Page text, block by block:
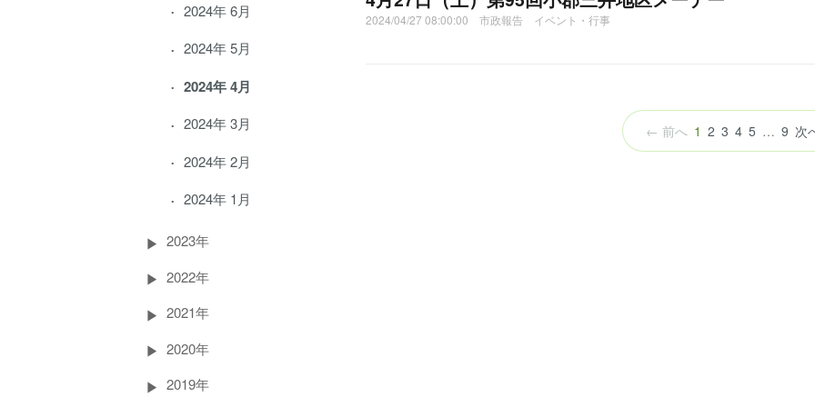
2024年 6月
2024年 5月
2024年 4月
2024年 3月
2024年 2月
2024年 1月
2023年
2022年
2021年
2020年
2019年
2024/04/27 08:00:00 市政報告 イベント・行事
← 前へ 1 （こ
の
2 3 4 5 … 9 次